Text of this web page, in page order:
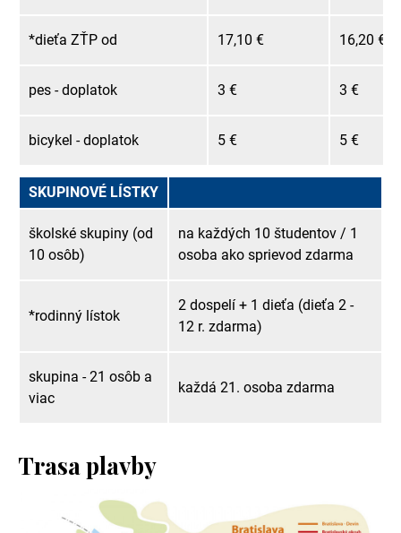
*dieťa ZŤP od 17,10 € 16,20 €
pes - doplatok 3 € 3 €
bicykel - doplatok 5 € 5 €
SKUPINOVÉ LÍSTKY
školské skupiny (od
10 osôb)
na každých 10 študentov / 1
osoba ako sprievod zdarma
*rodinný lístok
2 dospelí + 1 dieťa (dieťa 2 -
12 r. zdarma)
skupina - 21 osôb a
viac
každá 21. osoba zdarma
Trasa plavby